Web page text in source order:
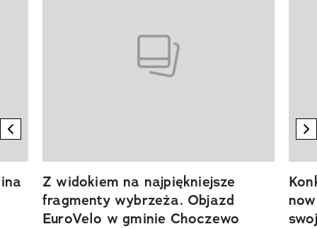
previous element
Z widokiem na najpiękniejsze
fragmenty wybrzeża. Objazd
EuroVelo w gminie Choczewo